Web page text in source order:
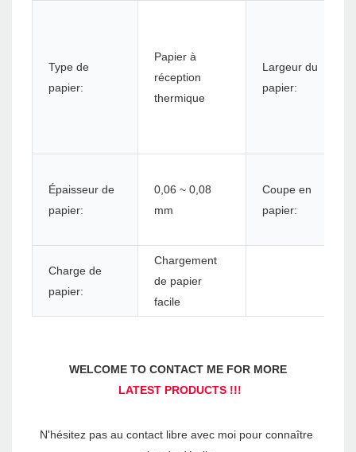
Type de
papier:
Papier à
réception
thermique
Largeur du
papier:
Épaisseur de
papier:
0,06 ~ 0,08
mm
Coupe en
papier:
Charge de
papier:
Chargement
de papier
facile
N'hésitez pas au contact libre avec moi pour connaître